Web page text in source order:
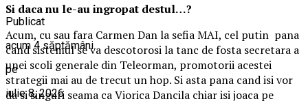
Si daca nu le-au ingropat destul…?
Acum, cu sau fara Carmen Dan la sefia MAI, cel putin pana
cand sistemul se va descotorosi la tanc de fosta secretara a
unei scoli generale din Teleorman, promotorii acestei
strategii mai au de trecut un hop. Si asta pana cand isi vor
da si singuri seama ca Viorica Dancila chiar isi joaca pe
Publicat
acum 4 săptămâni
pe
iulie 8, 2026